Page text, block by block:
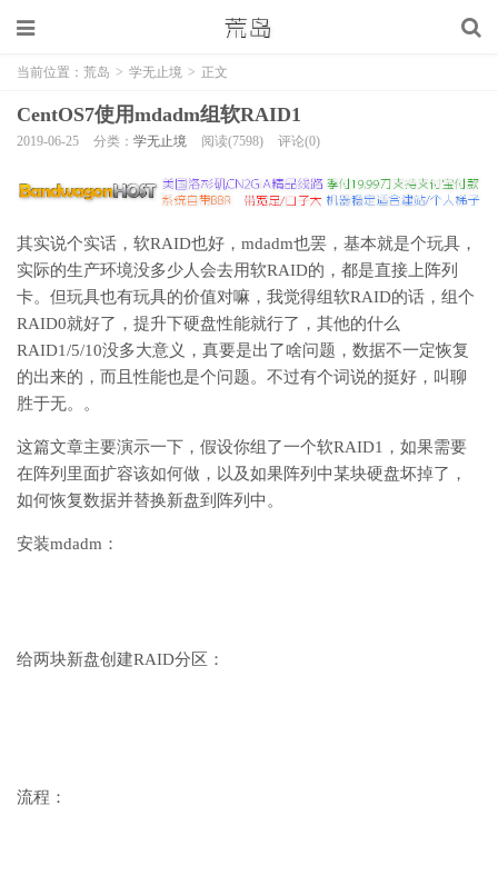
当前位置： 荒岛 > 学无止境 > 正文
CentOS7使用mdadm组软RAID1
2019-06-25 分类： 学无止境 阅读(7598) 评论(0)
其实说个实话，软RAID也好，mdadm也罢，基本就是个玩具，
实际的生产环境没多少人会去用软RAID的，都是直接上阵列
卡。但玩具也有玩具的价值对嘛，我觉得组软RAID的话，组个
RAID0就好了，提升下硬盘性能就行了，其他的什么
RAID1/5/10没多大意义，真要是出了啥问题，数据不一定恢复
的出来的，而且性能也是个问题。不过有个词说的挺好，叫聊
胜于无。。
这篇文章主要演示一下，假设你组了一个软RAID1，如果需要
在阵列里面扩容该如何做，以及如果阵列中某块硬盘坏掉了，
如何恢复数据并替换新盘到阵列中。
安装mdadm：
给两块新盘创建RAID分区：
流程：